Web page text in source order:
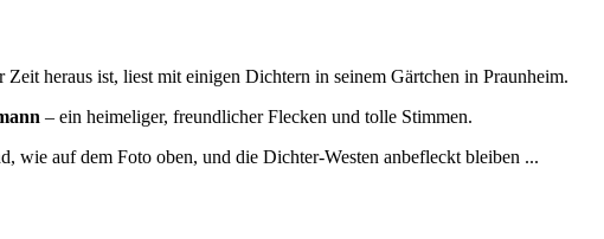
Zeit heraus ist, liest mit einigen Dichtern in seinem Gärtchen in Praunheim.
– ein heimeliger, freundlicher Flecken und tolle Stimmen.
wie auf dem Foto oben, und die Dichter-Westen anbefleckt bleiben ...